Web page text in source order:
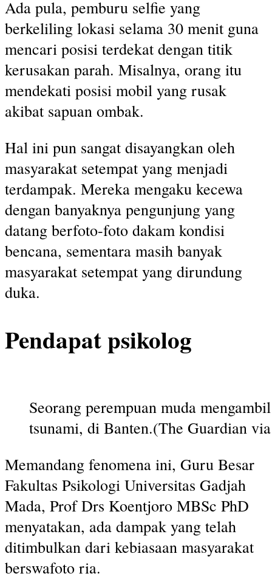
Ada pula, pemburu selfie yang
berkeliling lokasi selama 30 menit guna
mencari posisi terdekat dengan titik
kerusakan parah. Misalnya, orang itu
mendekati posisi mobil yang rusak
akibat sapuan ombak.
Hal ini pun sangat disayangkan oleh
masyarakat setempat yang menjadi
terdampak. Mereka mengaku kecewa
dengan banyaknya pengunjung yang
datang berfoto-foto dakam kondisi
bencana, sementara masih banyak
masyarakat setempat yang dirundung
duka.
Pendapat psikolog
Seorang perempuan muda
tsunami, di Banten.(The Guardian
Memandang fenomena ini, Guru Besar
Fakultas Psikologi Universitas Gadjah
Mada, Prof Drs Koentjoro MBSc PhD
menyatakan, ada dampak yang telah
ditimbulkan dari kebiasaan masyarakat
berswafoto ria.